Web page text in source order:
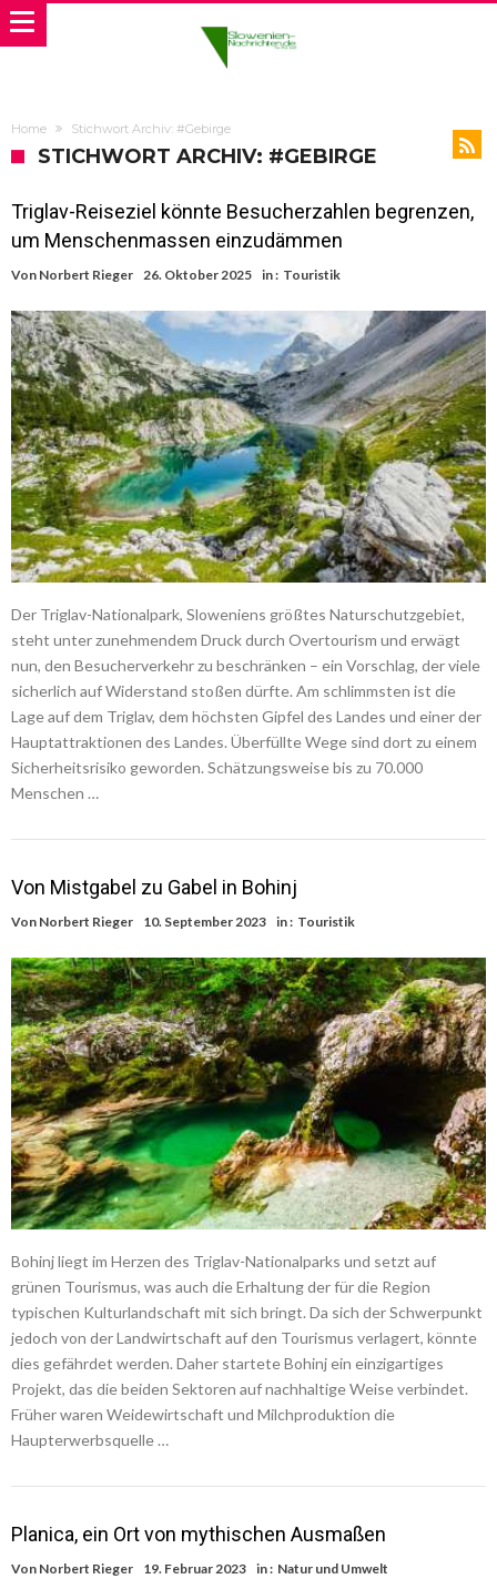
Home Stichwort Archiv: #Gebirge
STICHWORT ARCHIV: #GEBIRGE
Triglav-Reiseziel könnte Besucherzahlen begrenzen,
um Menschenmassen einzudämmen
Von Norbert Rieger 26. Oktober 2025 in : Touristik
Der Triglav-Nationalpark, Sloweniens größtes Naturschutzgebiet,
steht unter zunehmendem Druck durch Overtourism und erwägt
nun, den Besucherverkehr zu beschränken – ein Vorschlag, der viele
sicherlich auf Widerstand stoßen dürfte. Am schlimmsten ist die
Lage auf dem Triglav, dem höchsten Gipfel des Landes und einer der
Hauptattraktionen des Landes. Überfüllte Wege sind dort zu einem
Sicherheitsrisiko geworden. Schätzungsweise bis zu 70.000
Menschen …
Von Mistgabel zu Gabel in Bohinj
Von Norbert Rieger 10. September 2023 in : Touristik
Bohinj liegt im Herzen des Triglav-Nationalparks und setzt auf
grünen Tourismus, was auch die Erhaltung der für die Region
typischen Kulturlandschaft mit sich bringt. Da sich der Schwerpunkt
jedoch von der Landwirtschaft auf den Tourismus verlagert, könnte
dies gefährdet werden. Daher startete Bohinj ein einzigartiges
Projekt, das die beiden Sektoren auf nachhaltige Weise verbindet.
Früher waren Weidewirtschaft und Milchproduktion die
Haupterwerbsquelle …
Planica, ein Ort von mythischen Ausmaßen
Von Norbert Rieger 19. Februar 2023 in : Natur und Umwelt